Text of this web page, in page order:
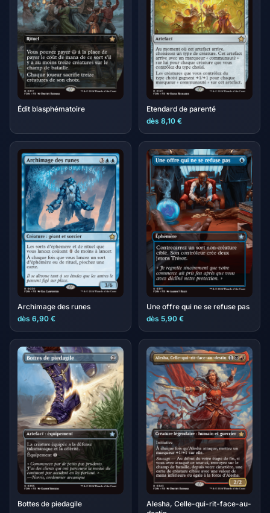
Édit blasphématoire
Etendard de parenté
dès 8,10 €
Archimage des runes
dès 6,90 €
Une offre qui ne se refuse pas
dès 5,90 €
Bottes de piedagile
Alesha, Celle-qui-rit-face-au-